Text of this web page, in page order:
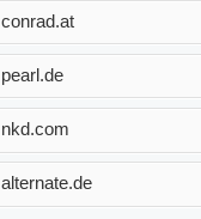
conrad.at
pearl.de
nkd.com
alternate.de